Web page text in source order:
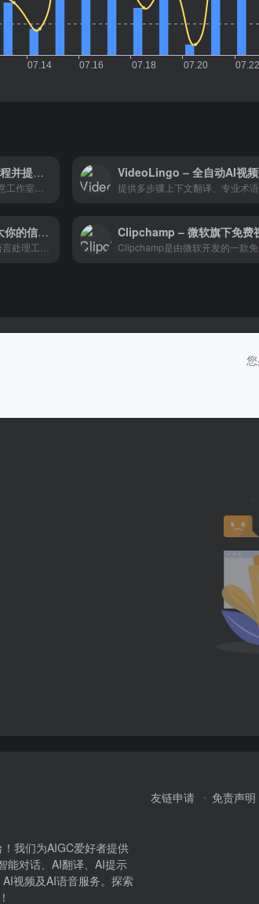
Captions.ai – 简化创作流程并提升叙事水平
语鲸大模型官网 – 十倍放大你的信息价值
我们为AIGC爱好者提供
能对话、AI翻译、AI提示
视频及AI语音服务。探索
友链申请 免责声明